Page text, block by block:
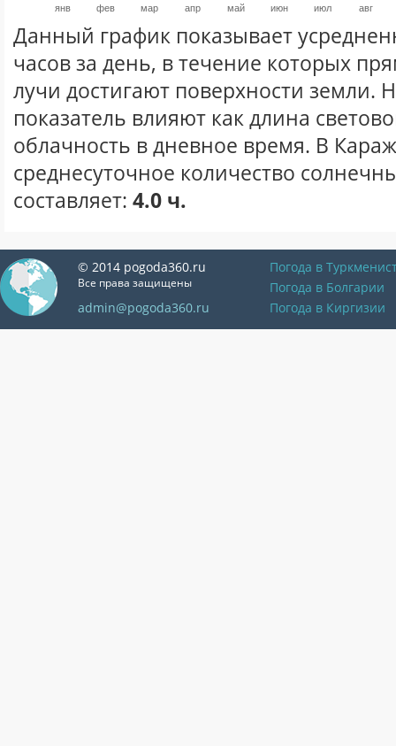
янв фев мар апр май июн июл авг
Данный график показывает
часов за день, в течение которых
лучи достигают поверхности земли.
показатель влияют как длина
облачность в дневное время. В
среднесуточное количество
составляет: 4.0 ч.
© 2014 pogoda360.ru
Все права защищены
admin@pogoda360.ru
Погода в
Погода в Болгарии
Погода в Киргизии